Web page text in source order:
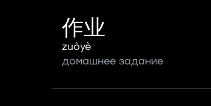
作业
zuòyè
домашнее задание